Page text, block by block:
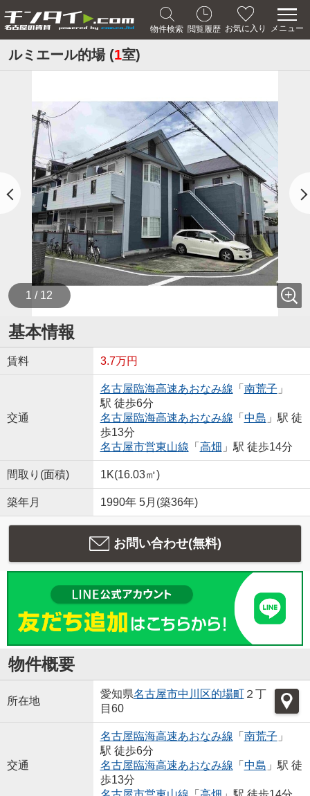
物件検索 閲覧履歴 お気に入り メニュー
ルミエール的場 (1室)
1 / 12
基本情報
賃料 3.7万円
交通
名古屋臨海高速あおなみ線 「 南荒子 」
駅 徒歩6分
名古屋臨海高速あおなみ線 「 中島 」駅 徒
歩13分
名古屋市営東山線 「 高畑 」駅 徒歩14分
間取り(面積) 1K(16.03㎡)
築年月 1990年 5月(築36年)
お問い合わせ(無料)
物件概要
所在地
愛知県名古屋市中川区的場町２丁
目60
交通
名古屋臨海高速あおなみ線 「 南荒子 」
駅 徒歩6分
名古屋臨海高速あおなみ線 「 中島 」駅 徒
歩13分